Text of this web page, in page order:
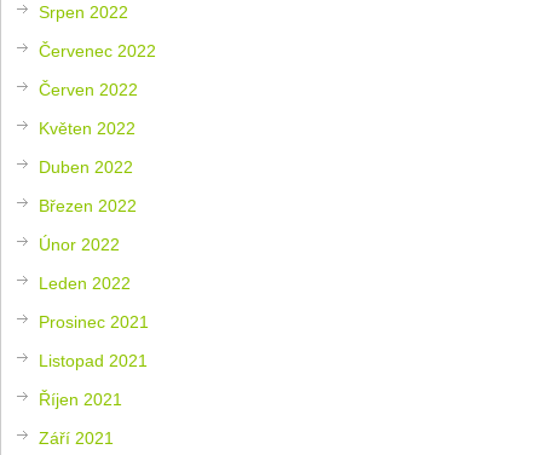
Srpen 2022
Červenec 2022
Červen 2022
Květen 2022
Duben 2022
Březen 2022
Únor 2022
Leden 2022
Prosinec 2021
Listopad 2021
Říjen 2021
Září 2021